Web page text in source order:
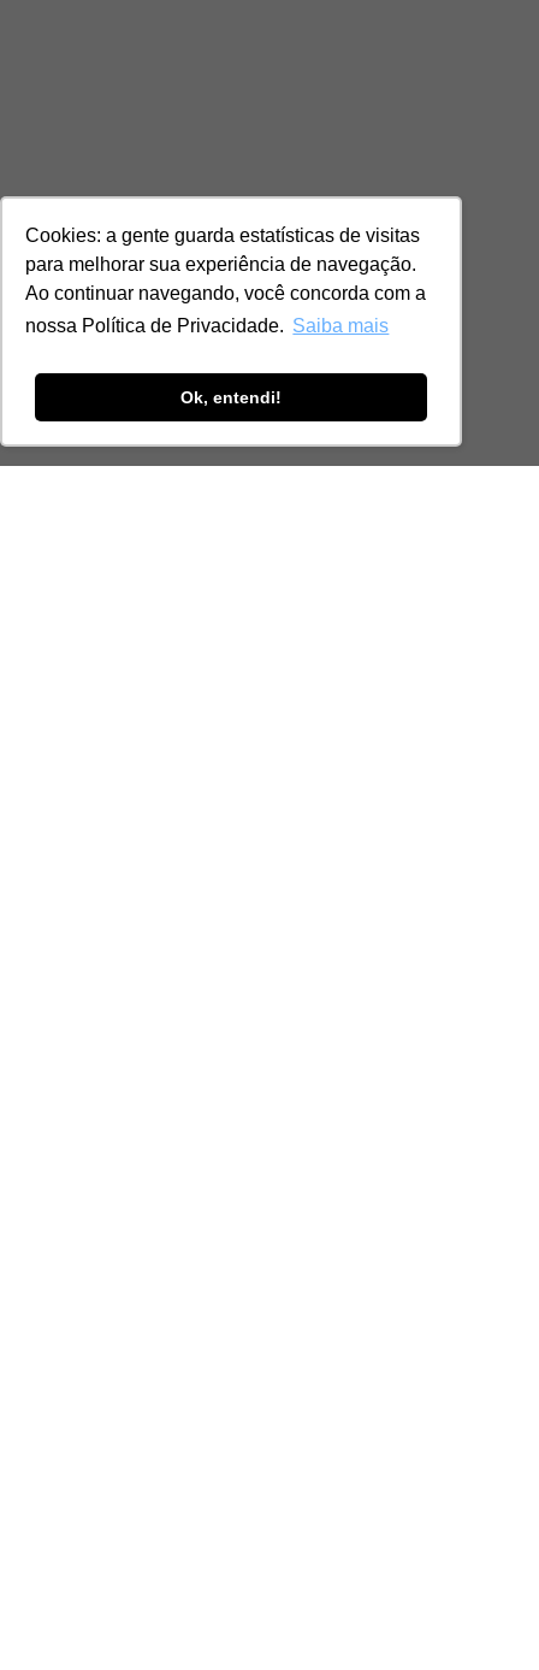
Cookies: a gente guarda estatísticas de visitas
para melhorar sua experiência de navegação.
Ao continuar navegando, você concorda com a
nossa Política de Privacidade. Saiba mais
Ok, entendi!